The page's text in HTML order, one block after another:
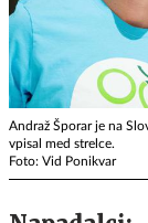
Andraž Šporar je na
vpisal med strelce.
Foto: Vid Ponikvar